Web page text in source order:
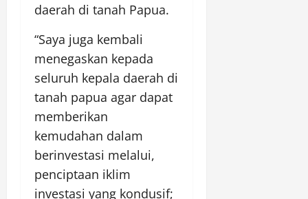
daerah di tanah Papua.
“Saya juga kembali
menegaskan kepada
seluruh kepala daerah di
tanah papua agar dapat
memberikan
kemudahan dalam
berinvestasi melalui,
penciptaan iklim
investasi yang kondusif;